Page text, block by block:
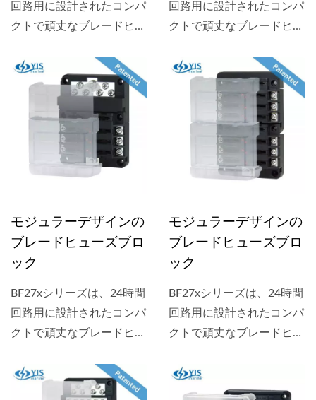
回路用に設計されたコンパ
クトで頑丈なブレードヒュ
ズブロックには、ヒューズ
切れ表示LED、ラベルステ
ッカー用の凹みがある透明
カバーが付属しており、異
なる端子（ネジ端子）を備
えた2つのバージョンがあ
回路用に設計されたコンパ
クトで頑丈なブレードヒュ
ズブロックには、ヒューズ
切れ表示LED、ラベルステ
ッカー用の凹みがある透明
カバーが付属しており、異
なる端子（ネジ端子）を備
えた2つのバージョンがあ
モジュラーデザインの
ブレードヒューズブロ
ック
BF27xシリーズは、24時間
回路用に設計されたコンパ
クトで頑丈なブレードヒュ
ズブロックには、ヒューズ
切れ表示LED、ラベルステ
モジュラーデザインの
ブレードヒューズブロ
ック
BF27xシリーズは、24時間
回路用に設計されたコンパ
クトで頑丈なブレードヒュ
ズブロックには、ヒューズ
切れ表示LED、ラベルステ